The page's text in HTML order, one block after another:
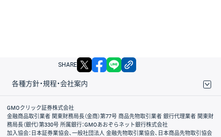
SHARE X facebook
各種方針・規程・会社案内
取引規程・約款
サイトマップ
その他のご案内
個人情報保護方針
最良執行方針
サイトのご利用について
ディスクレイマー
信託保全
リスク説明
会社案内
GMOクリック証券株式会社
金融商品取引業者 関東財務局長（金商）第77号 商品先物取引業者 銀行代理業者 関東財
務局長（銀代）第330号 所属銀行：GMOあおぞらネット銀行株式会社
加入協会：日本証券業協会、一般社団法人 金融先物取引業協会、日本商品先物取引協会